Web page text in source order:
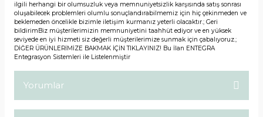
ilgili herhangi bir olumsuzluk veya memnuniyetsizlik karşısında satış sonrası
oluşabilecek problemleri olumlu sonuçlandırabilmemiz için hiç çekinmeden ve
beklemeden öncelikle bizimle iletişim kurmanız yeterli olacaktır.; Geri
bildirimBiz müşterilerimizin memnuniyetini taahhüt ediyor ve en yüksek
seviyede en iyi hizmeti siz değerli müşterilerimize sunmak için çabalıyoruz.;
DİĞER ÜRÜNLERİMİZE BAKMAK İÇİN TIKLAYINIZ! Bu İlan ENTEGRA
Entegrasyon Sistemleri ile Listelenmiştir
Yorumlar